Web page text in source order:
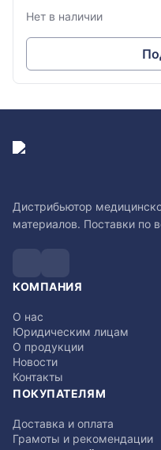
Нет в наличии
Дистрибьютор
материалов. Поставки по
КОМПАНИЯ
О нас
Юридическим лицам
О продукции
Новости
Контакты
ПОКУПАТЕЛЯМ
Доставка и оплата
Грамоты и рекомендации